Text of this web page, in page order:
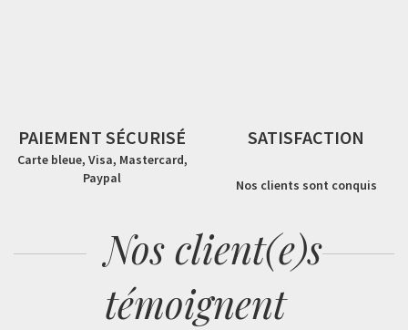
PAIEMENT SÉCURISÉ
Carte bleue, Visa, Mastercard,
Paypal
SATISFACTION
Nos clients sont conquis
Nos client(e)s
témoignent